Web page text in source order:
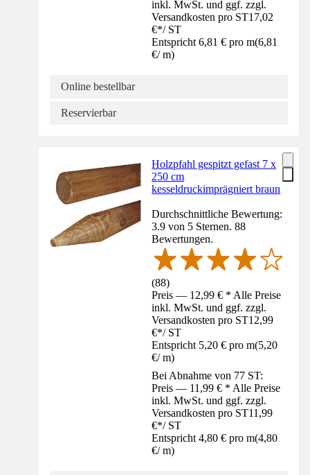
inkl. MwSt. und ggf. zzgl.
Versandkosten pro ST17,02
€*/ ST
Entspricht 6,81 € pro m(6,81
€/ m)
Online bestellbar
Reservierbar
Holzpfahl gespitzt gefast 7 x
250 cm
kesseldruckimprägniert braun
Durchschnittliche Bewertung:
3.9 von 5 Sternen. 88
Bewertungen.
(88)
Preis — 12,99 € * Alle Preise
inkl. MwSt. und ggf. zzgl.
Versandkosten pro ST12,99
€*/ ST
Entspricht 5,20 € pro m(5,20
€/ m)
Bei Abnahme von 77 ST:
Preis — 11,99 € * Alle Preise
inkl. MwSt. und ggf. zzgl.
Versandkosten pro ST11,99
€*/ ST
Entspricht 4,80 € pro m(4,80
€/ m)